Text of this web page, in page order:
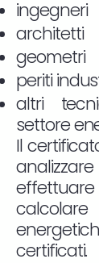
ingegneri
architetti
geometri
periti
altri
settore
Il
certificati.